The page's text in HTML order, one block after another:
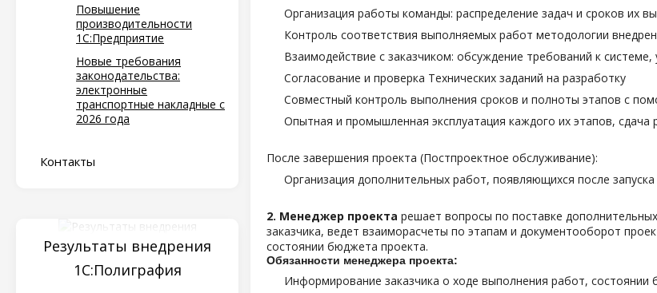
Повышение
производительности
1С:Предприятие
Новые требования
законодательства:
электронные
транспортные накладные с
2026 года
Контакты
Результаты внедрения
1С:Полиграфия
Организация работы команды: распределение задач и сроков их
Контроль соответствия выполняемых работ методологии
Взаимодействие с заказчиком: обсуждение требований к
Согласование и проверка Технических заданий на разработку
Совместный контроль выполнения сроков и полноты этапов с
Опытная и промышленная эксплуатация каждого их этапов, сдача
После завершения проекта (Постпроектное обслуживание):
Организация дополнительных работ, появляющихся после запуска
2. Менеджер проекта решает вопросы по поставке
заказчика, ведет взаиморасчеты по этапам и документооборот
состоянии бюджета проекта.
Обязанности менеджера проекта:
Информирование заказчика о ходе выполнения работ, состоянии